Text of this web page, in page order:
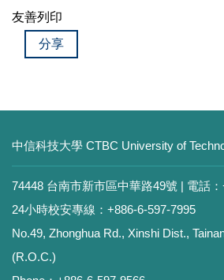
友善列印
分享
中信科技大學 CTBC University of
74448 台南市新市區中華路49號 | 電話
24小時校安專線：+886-6-597-7995
No.49, Zhonghua Rd., Xinshi Dist.,
(R.O.C.)